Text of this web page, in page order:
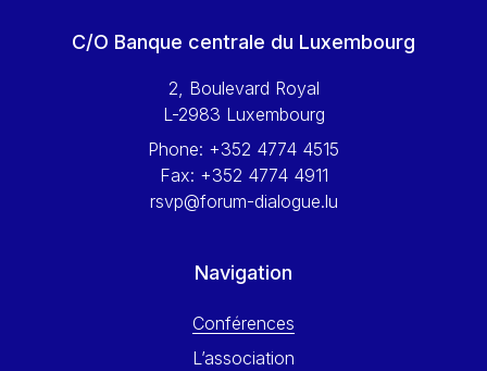
Wolfgang Ketterle
Yossi Beillin
Yves FRANCHET
C/O Banque centrale du Luxembourg
2, Boulevard Royal
L-2983 Luxembourg
Phone: +352 4774 4515
Fax: +352 4774 4911
rsvp@forum-dialogue.lu
Navigation
Conférences
L’association